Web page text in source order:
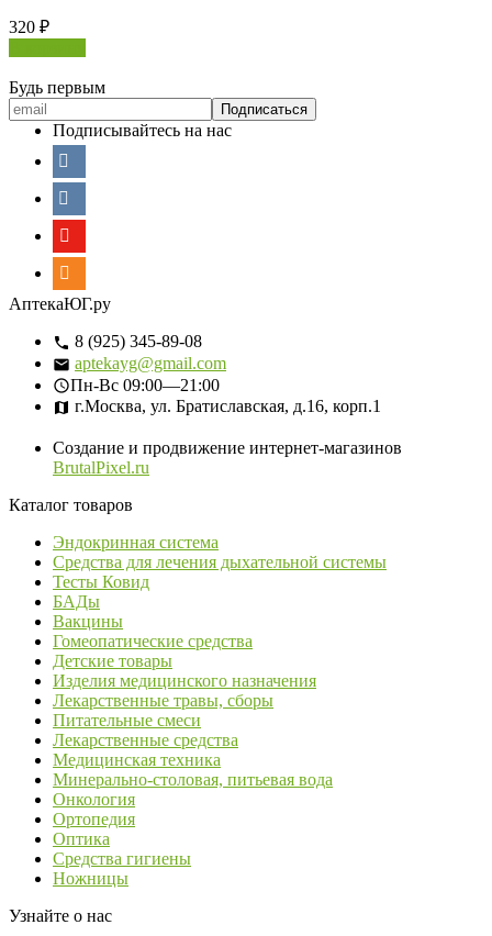
320 ₽
Будь первым
Подписывайтесь на нас
АптекаЮГ.ру
8 (925) 345-89-08
aptekayg@gmail.com
Пн-Вс 09:00—21:00
г.Москва, ул. Братиславская, д.16, корп.1
Создание и продвижение интернет-магазинов
BrutalPixel.ru
Каталог товаров
Эндокринная система
Средства для лечения дыхательной системы
Тесты Ковид
БАДы
Вакцины
Гомеопатические средства
Детские товары
Изделия медицинского назначения
Лекарственные травы, сборы
Питательные смеси
Лекарственные средства
Медицинская техника
Минерально-столовая, питьевая вода
Онкология
Ортопедия
Оптика
Средства гигиены
Ножницы
Узнайте о нас